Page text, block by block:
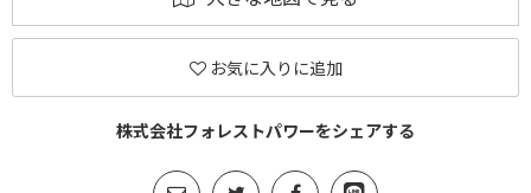
お気に入りに追加
株式会社フォレストパワーをシェアする